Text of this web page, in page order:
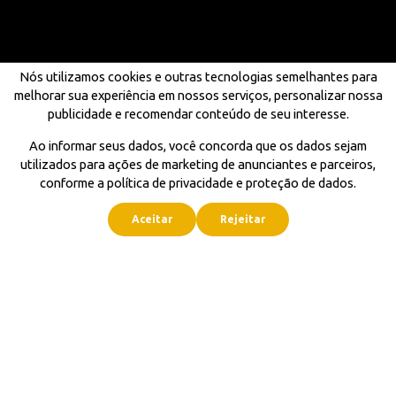
Nós utilizamos cookies e outras tecnologias semelhantes para
melhorar sua experiência em nossos serviços, personalizar nossa
publicidade e recomendar conteúdo de seu interesse.
Ao informar seus dados, você concorda que os dados sejam
utilizados para ações de marketing de anunciantes e parceiros,
conforme a política de privacidade e proteção de dados.
Aceitar Rejeitar